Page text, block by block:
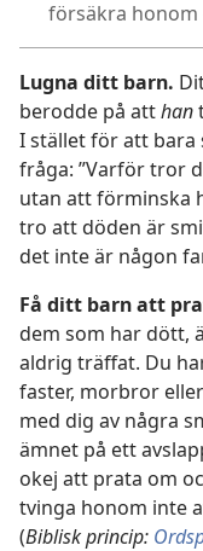
försäkra honom
Lugna ditt barn.
berodde på atthan
I stället för att bara
fråga: ”Varför tror
utan att förminska
tro att döden är
det inte är någon
Få ditt barn att
dem som har dött,
aldrig träffat. Du
faster, morbror
med dig av några
ämnet på ett
okej att prata om
tvinga honom inte
(Biblisk princip: